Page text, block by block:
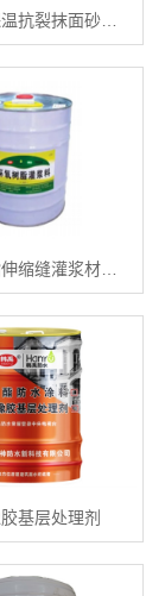
抗裂抹面砂…
缩缝灌浆材…
基层处理剂